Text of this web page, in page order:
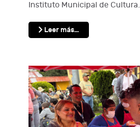
Instituto Municipal de Cultura.
Leer más…